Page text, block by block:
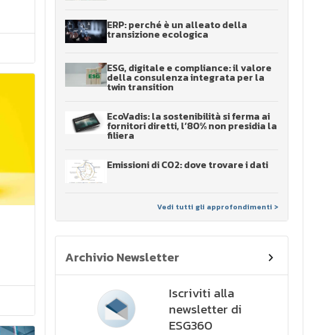
ERP: perché è un alleato della
transizione ecologica
ESG, digitale e compliance: il valore
della consulenza integrata per la
twin transition
EcoVadis: la sostenibilità si ferma ai
fornitori diretti, l’80% non presidia la
filiera
Emissioni di CO2: dove trovare i dati
Vedi tutti gli approfondimenti >
Archivio Newsletter
Iscriviti alla
newsletter di
ESG360